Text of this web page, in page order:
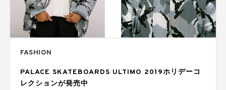
FASHION
PALACE SKATEBOARDS ULTIMO 2019ホリデーコ
レクションが発売中